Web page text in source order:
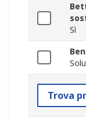
Sì
Trova